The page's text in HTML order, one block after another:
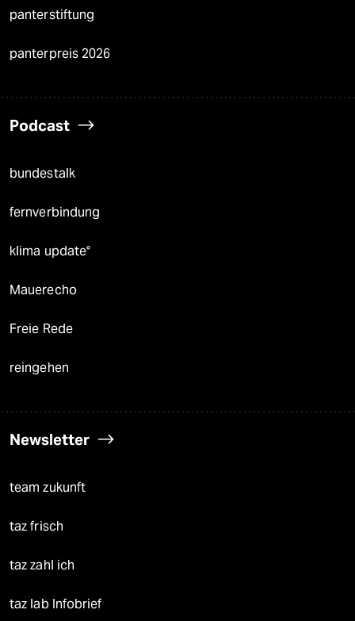
panterstiftung
panterpreis 2026
Podcast
bundestalk
fernverbindung
klima update°
Mauerecho
Freie Rede
reingehen
Newsletter
team zukunft
taz frisch
taz zahl ich
taz lab Infobrief